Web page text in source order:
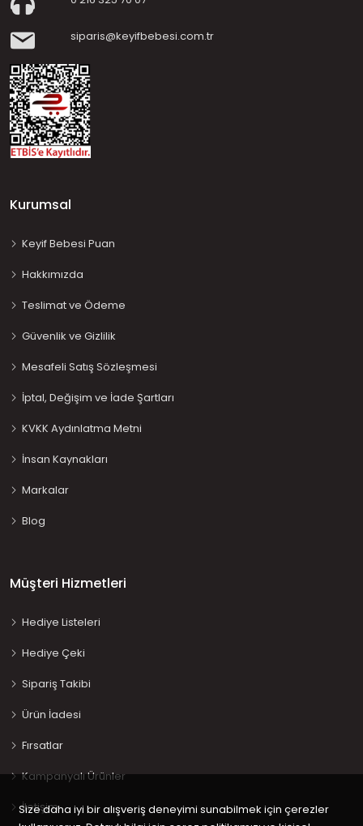
siparis@keyifbebesi.com.tr
Kurumsal
Keyif Bebesi Puan
Hakkımızda
Teslimat ve Ödeme
Güvenlik ve Gizlilik
Mesafeli Satış Sözleşmesi
İptal, Değişim ve İade Şartları
KVKK Aydınlatma Metni
İnsan Kaynakları
Markalar
Blog
Müşteri Hizmetleri
Hediye Listeleri
Hediye Çeki
Sipariş Takibi
Ürün İadesi
Fırsatlar
Kampanyalı Ürünler
İletişim
Size daha iyi bir alışveriş deneyimi sunabilmek için çerezler